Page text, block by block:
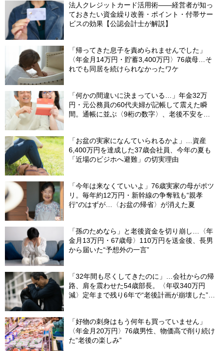
法人クレジットカード活用術――経営者が知っ
ておきたい資金繰り改善・ポイント・付帯サー
ビスの効果【公認会計士が解説】
「帰ってきた息子を責められませんでした」
〈年金月14万円・貯蓄3,400万円〉76歳母…そ
れでも同居を続けられなかったワケ
「何かの間違いに決まっている…」年金32万
円・元公務員の60代夫婦が記帳して震えた瞬
間。通帳に並ぶ〈9桁の数字〉、老後不安を一
「お盆の実家になんていられるかよ」…資産
6,400万円を達成した37歳会社員、今年の夏も
「近場のビジホへ避難」の切実理由
「今年は来なくていいよ」76歳実家の母がポツ
リ。毎年約12万円・新幹線の争奪戦も“親孝
行”のはずが…〈お盆の帰省〉が消えた夏
「孫のためなら」と老後資金を切り崩し…〈年
金月13万円・67歳母〉110万円を送金後、長男
から届いた“予想外の一言”
「32年間も尽くしてきたのに」…会社からの帰
路、肩を震わせた54歳部長。〈年収340万円
減〉定年まで残り6年で“老後計画が崩壊した”ワ
「好物の刺身はもう何年も買っていません」
〈年金月20万円〉76歳男性、物価高で削り続け
た“老後の楽しみ”